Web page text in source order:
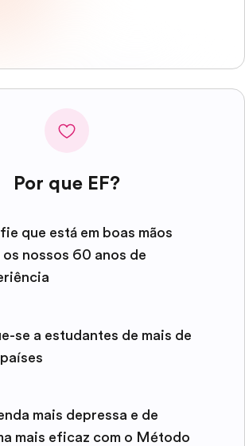
Por que EF?
que está em boas mãos
os nossos 60 anos de
se a estudantes de mais de
mais depressa e de
mais eficaz com o Método